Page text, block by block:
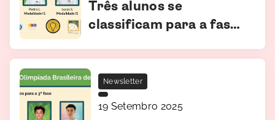
Três alunos se
classificam para a fase
Brasileira de
Informática (OBI)
Newsletter
19 Setembro 2025